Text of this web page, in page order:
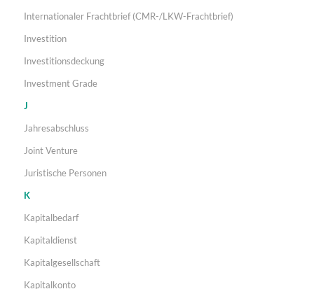
Internationaler Frachtbrief (CMR-/LKW-Frachtbrief)
Investition
Investitionsdeckung
Investment Grade
J
Jahresabschluss
Joint Venture
Juristische Personen
K
Kapitalbedarf
Kapitaldienst
Kapitalgesellschaft
Kapitalkonto